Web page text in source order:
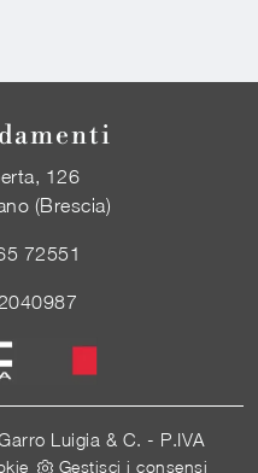
126
(Brescia)
72551
Luigia & C. - P.IVA
Gestisci i consensi